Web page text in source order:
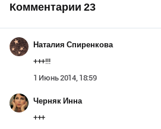
Комментарии 23
Наталия Спиренкова
+++!!!
1 Июнь 2014, 18:59
Черняк Инна
+++